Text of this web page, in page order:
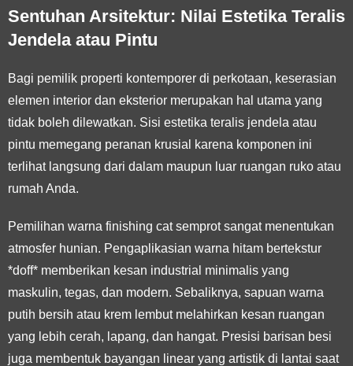
Sentuhan Arsitektur: Nilai Estetika Teralis
Jendela atau Pintu
Bagi pemilik properti kontemporer di perkotaan, keserasian
elemen interior dan eksterior merupakan hal utama yang
tidak boleh dilewatkan. Sisi estetika teralis jendela atau
pintu memegang peranan krusial karena komponen ini
terlihat langsung dari dalam maupun luar ruangan ruko atau
rumah Anda.
Pemilihan warna finishing cat semprot sangat menentukan
atmosfer hunian. Pengaplikasian warna hitam bertekstur
*doff* memberikan kesan industrial minimalis yang
maskulin, tegas, dan modern. Sebaliknya, sapuan warna
putih bersih atau krem lembut melahirkan kesan ruangan
yang lebih cerah, lapang, dan hangat. Presisi barisan besi
juga membentuk bayangan linear yang artistik di lantai saat